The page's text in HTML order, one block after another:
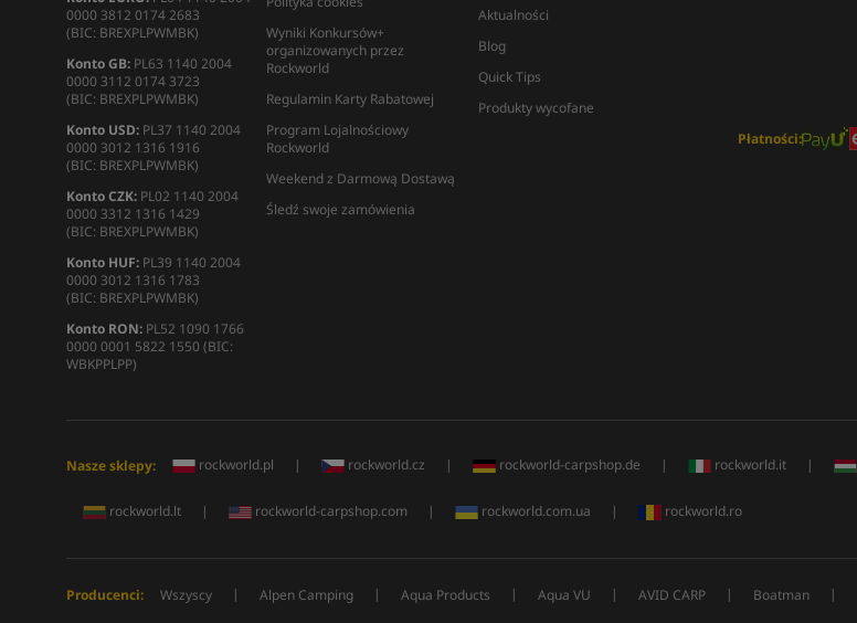
Płatności:
0000 3812 0174 2683
(BIC: BREXPLPWMBK)
Konto GB:PL63 1140 2004
0000 3112 0174 3723
(BIC: BREXPLPWMBK)
Konto USD:PL37 1140 2004
0000 3012 1316 1916
(BIC: BREXPLPWMBK)
Konto CZK:PL02 1140 2004
0000 3312 1316 1429
(BIC: BREXPLPWMBK)
Konto HUF:PL39 1140 2004
0000 3012 1316 1783
(BIC: BREXPLPWMBK)
Konto RON:PL52 1090 1766
0000 0001 5822 1550 (BIC:
WBKPPLPP)
Wyniki Konkursów+
organizowanych przez
Rockworld
Regulamin Karty Rabatowej
Program Lojalnościowy
Rockworld
Weekend z Darmową Dostawą
Śledź swoje zamówienia
Aktualności
Blog
Quick Tips
Produkty wycofane
Nasze sklepy: rockworld.pl | rockworld.cz | rockworld-carpshop.de | rockworld.it |
rockworld.lt | rockworld-carpshop.com | rockworld.com.ua | rockworld.ro
Producenci: Wszyscy | Alpen Camping | Aqua Products | Aqua VU | AVID CARP | Boatman |